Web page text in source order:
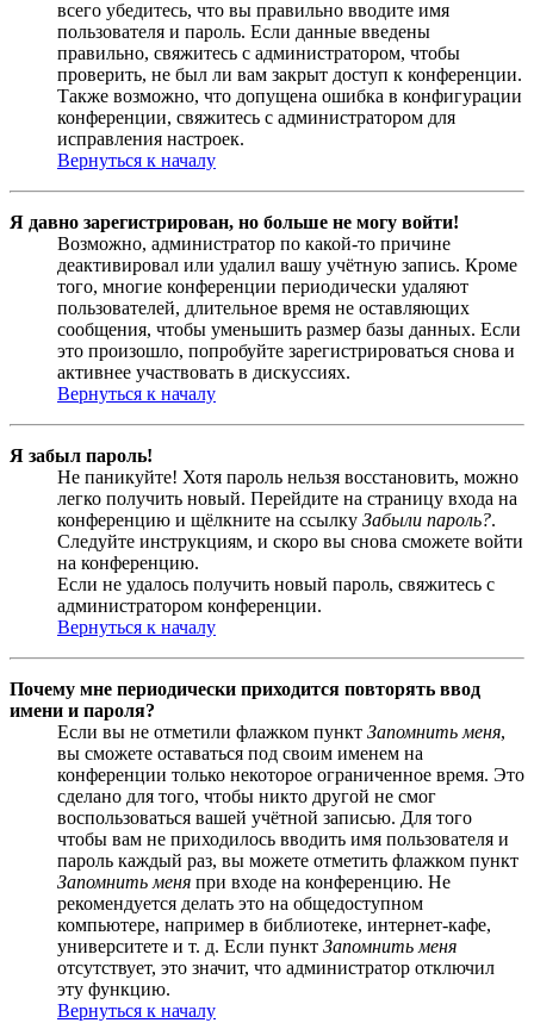
всего убедитесь, что вы правильно вводите имя
пользователя и пароль. Если данные введены
правильно, свяжитесь с администратором, чтобы
проверить, не был ли вам закрыт доступ к конференции.
Также возможно, что допущена ошибка в конфигурации
конференции, свяжитесь с администратором для
исправления настроек.
Вернуться к началу
Я давно зарегистрирован, но больше не могу войти!
Возможно, администратор по какой-то причине
деактивировал или удалил вашу учётную запись. Кроме
того, многие конференции периодически удаляют
пользователей, длительное время не оставляющих
сообщения, чтобы уменьшить размер базы данных. Если
это произошло, попробуйте зарегистрироваться снова и
активнее участвовать в дискуссиях.
Вернуться к началу
Я забыл пароль!
Не паникуйте! Хотя пароль нельзя восстановить, можно
легко получить новый. Перейдите на страницу входа на
конференцию и щёлкните на ссылку Забыли пароль?.
Следуйте инструкциям, и скоро вы снова сможете войти
на конференцию.
Если не удалось получить новый пароль, свяжитесь с
администратором конференции.
Вернуться к началу
Почему мне периодически приходится повторять ввод
имени и пароля?
Если вы не отметили флажком пункт Запомнить меня,
вы сможете оставаться под своим именем на
конференции только некоторое ограниченное время. Это
сделано для того, чтобы никто другой не смог
воспользоваться вашей учётной записью. Для того
чтобы вам не приходилось вводить имя пользователя и
пароль каждый раз, вы можете отметить флажком пункт
Запомнить меня при входе на конференцию. Не
рекомендуется делать это на общедоступном
компьютере, например в библиотеке, интернет-кафе,
университете и т. д. Если пункт Запомнить меня
отсутствует, это значит, что администратор отключил
эту функцию.
Вернуться к началу